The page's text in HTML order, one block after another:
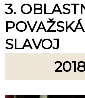
3.
SLAVOJ